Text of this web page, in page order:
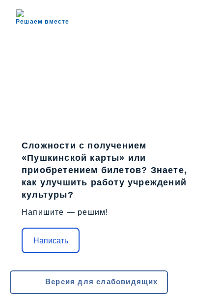
Решаем вместе
Сложности с получением
«Пушкинской карты» или
приобретением билетов? Знаете,
как улучшить работу учреждений
культуры?
Напишите — решим!
Написать
Версия для слабовидящих